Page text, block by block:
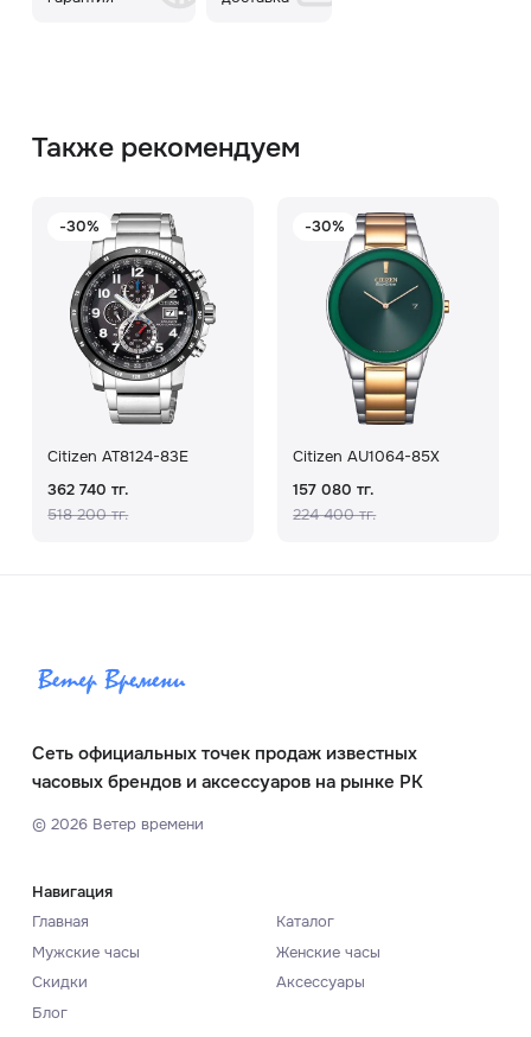
Также рекомендуем
-30%
Citizen AT8124-83E
362 740 тг.
518 200 тг.
-30%
Citizen AU1064-85X
157 080 тг.
224 400 тг.
Сеть официальных точек продаж известных
часовых брендов и аксессуаров на рынке РК
© 2026Ветер времени
Навигация
Главная
Каталог
Мужские часы
Женские часы
Скидки
Аксессуары
Блог